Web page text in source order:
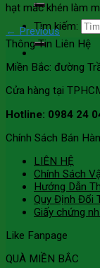
Tìm kiếm:
hạt mắc khén làm
← Previous
Thông Tin Liên Hệ
Miền Bắc: đường
Cửa hàng tại
Hotline: 0984 24
Chính Sách Bán
LIÊN HỆ
Chính Sách
Hướng Dẫn
Quy Định Đổi
Giấy chứng
Like Fanpage
QUÀ MIỀN BẮC